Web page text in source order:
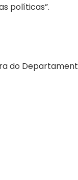
políticas”.
do